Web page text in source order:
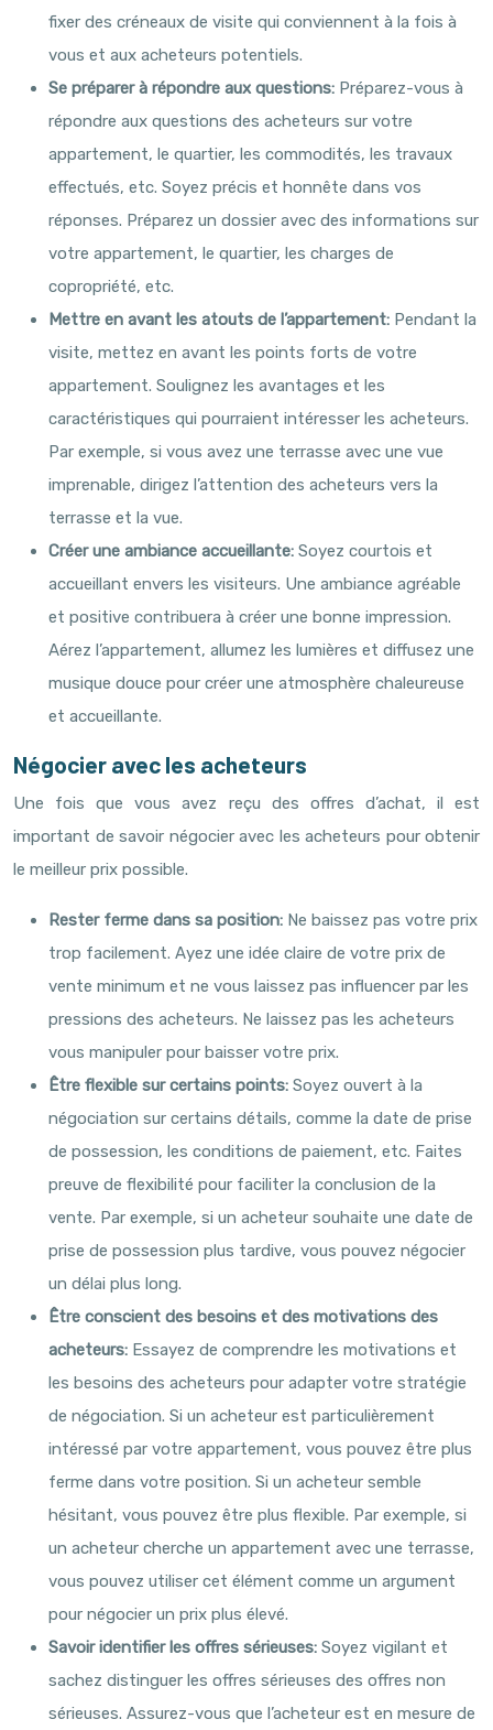
fixer des créneaux de visite qui conviennent à la fois à
vous et aux acheteurs potentiels.
Se préparer à répondre aux questions: Préparez-vous à
répondre aux questions des acheteurs sur votre
appartement, le quartier, les commodités, les travaux
effectués, etc. Soyez précis et honnête dans vos
réponses. Préparez un dossier avec des informations sur
votre appartement, le quartier, les charges de
copropriété, etc.
Mettre en avant les atouts de l’appartement: Pendant la
visite, mettez en avant les points forts de votre
appartement. Soulignez les avantages et les
caractéristiques qui pourraient intéresser les acheteurs.
Par exemple, si vous avez une terrasse avec une vue
imprenable, dirigez l’attention des acheteurs vers la
terrasse et la vue.
Créer une ambiance accueillante: Soyez courtois et
accueillant envers les visiteurs. Une ambiance agréable
et positive contribuera à créer une bonne impression.
Aérez l’appartement, allumez les lumières et diffusez une
musique douce pour créer une atmosphère chaleureuse
et accueillante.
Négocier avec les acheteurs
Une fois que vous avez reçu des offres d’achat, il est
important de savoir négocier avec les acheteurs pour obtenir
le meilleur prix possible.
Rester ferme dans sa position: Ne baissez pas votre prix
trop facilement. Ayez une idée claire de votre prix de
vente minimum et ne vous laissez pas influencer par les
pressions des acheteurs. Ne laissez pas les acheteurs
vous manipuler pour baisser votre prix.
Être flexible sur certains points: Soyez ouvert à la
négociation sur certains détails, comme la date de prise
de possession, les conditions de paiement, etc. Faites
preuve de flexibilité pour faciliter la conclusion de la
vente. Par exemple, si un acheteur souhaite une date de
prise de possession plus tardive, vous pouvez négocier
un délai plus long.
Être conscient des besoins et des motivations des
acheteurs: Essayez de comprendre les motivations et
les besoins des acheteurs pour adapter votre stratégie
de négociation. Si un acheteur est particulièrement
intéressé par votre appartement, vous pouvez être plus
ferme dans votre position. Si un acheteur semble
hésitant, vous pouvez être plus flexible. Par exemple, si
un acheteur cherche un appartement avec une terrasse,
vous pouvez utiliser cet élément comme un argument
pour négocier un prix plus élevé.
Savoir identifier les offres sérieuses: Soyez vigilant et
sachez distinguer les offres sérieuses des offres non
sérieuses. Assurez-vous que l’acheteur est en mesure de